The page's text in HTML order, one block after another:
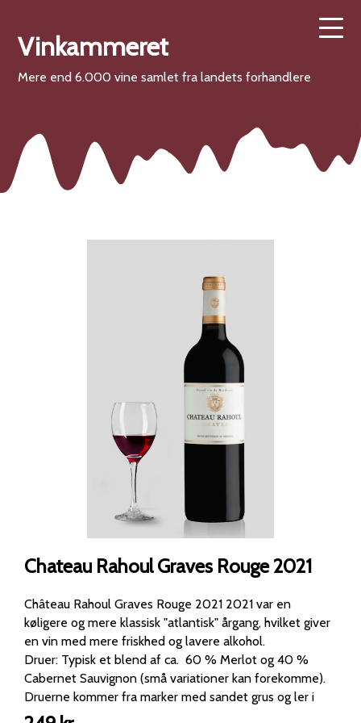
Vinkammeret
Mere end 6.000 vine samlet fra landets forhandlere
Chateau Rahoul Graves Rouge 2021
Château Rahoul Graves Rouge 2021 2021 var en
køligere og mere klassisk "atlantisk" årgang, hvilket giver
en vin med mere friskhed og lavere alkohol.
Druer: Typisk et blend af ca. 60 % Merlot og 40 %
Cabernet Sauvignon (små variationer kan forekomme).
Druerne kommer fra marker med sandet grus og ler i
Portets. Alkoholprocent: 13 %. Udseende: Flot rubinrød